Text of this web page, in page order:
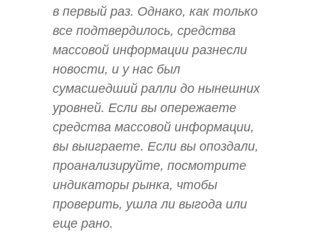
в первый раз. Однако, как только
все подтвердилось, средства
массовой информации разнесли
новости, и у нас был
сумасшедший ралли до нынешних
уровней. Если вы опережаете
средства массовой информации,
вы выиграете. Если вы опоздали,
проанализируйте, посмотрите
индикаторы рынка, чтобы
проверить, ушла ли выгода или
еще рано.